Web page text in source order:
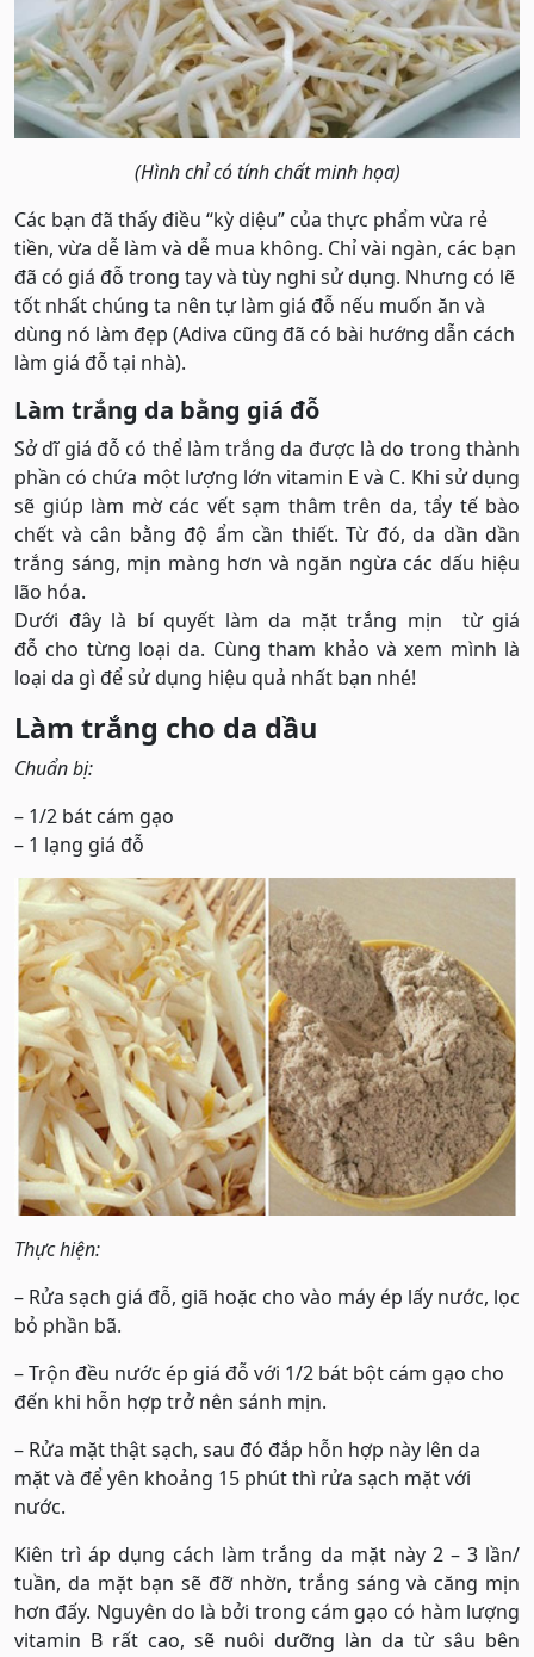
(Hình chỉ có tính chất minh họa)
Các bạn đã thấy điều “kỳ diệu” của thực phẩm vừa rẻ
tiền, vừa dễ làm và dễ mua không. Chỉ vài ngàn, các bạn
đã có giá đỗ trong tay và tùy nghi sử dụng. Nhưng có lẽ
tốt nhất chúng ta nên tự làm giá đỗ nếu muốn ăn và
dùng nó làm đẹp (Adiva cũng đã có bài hướng dẫn cách
làm giá đỗ tại nhà).
Làm trắng da bằng giá đỗ
Sở dĩ giá đỗ có thể làm trắng da được là do trong thành
phần có chứa một lượng lớn vitamin E và C. Khi sử dụng
sẽ giúp làm mờ các vết sạm thâm trên da, tẩy tế bào
chết và cân bằng độ ẩm cần thiết. Từ đó, da dần dần
trắng sáng, mịn màng hơn và ngăn ngừa các dấu hiệu
lão hóa.
Dưới đây là bí quyết làm da mặt trắng mịn từ giá
đỗ cho từng loại da. Cùng tham khảo và xem mình là
loại da gì để sử dụng hiệu quả nhất bạn nhé!
Làm trắng cho da dầu
Chuẩn bị:
– 1/2 bát cám gạo
– 1 lạng giá đỗ
Thực hiện:
– Rửa sạch giá đỗ, giã hoặc cho vào máy ép lấy nước, lọc
bỏ phần bã.
– Trộn đều nước ép giá đỗ với 1/2 bát bột cám gạo cho
đến khi hỗn hợp trở nên sánh mịn.
– Rửa mặt thật sạch, sau đó đắp hỗn hợp này lên da
mặt và để yên khoảng 15 phút thì rửa sạch mặt với
nước.
Kiên trì áp dụng cách làm trắng da mặt này 2 – 3 lần/
tuần, da mặt bạn sẽ đỡ nhờn, trắng sáng và căng mịn
hơn đấy. Nguyên do là bởi trong cám gạo có hàm lượng
vitamin B rất cao, sẽ nuôi dưỡng làn da từ sâu bên